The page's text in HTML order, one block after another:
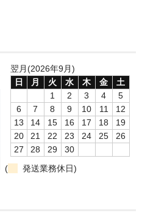
翌月(2026年9月)
日
月 火 水 木 金
土
1
2 3 4
5
6
7 8 9 10 11
12
13
14 15 16 17 18
19
20
21 22 23 24 25
26
27
28 29
30
(
発送業務休日)